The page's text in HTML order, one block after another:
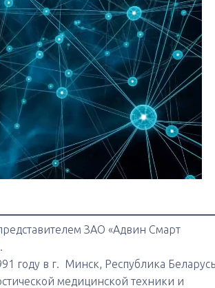
ЗАО «Адвин Смарт
году в г. Минск, Республика
медицинской техники и